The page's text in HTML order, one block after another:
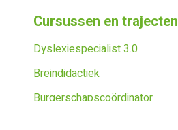
Cursussen en trajecten
Dyslexiespecialist 3.0
Breindidactiek
Burgerschapscoördinator